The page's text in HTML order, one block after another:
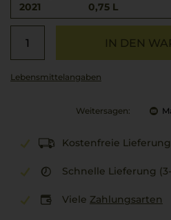
2021 0,75 L
IN DEN
Lebensmittel­angaben
Weitersagen:
Kostenfreie
Schnelle Lieferung
Viele Zahlungsarten